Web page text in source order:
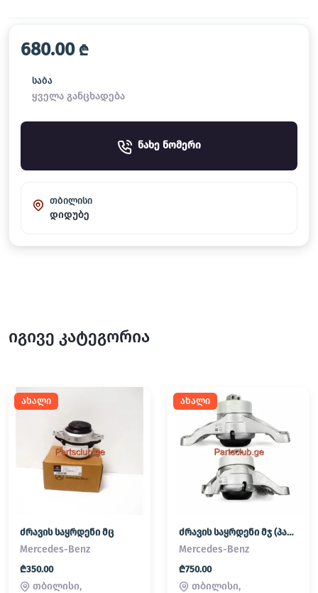
680.00 ₾
საბა
ყველა განცხადება
ნახე ნომერი
თბილისი
დიდუბე
იგივე კატეგორია
ახალი
ძრავის საყრდენი მც
Mercedes-Benz
₾350.00
თბილისი,
ახალი
ძრავის საყრდენი მჯ (პადმატორნი)
Mercedes-Benz
₾750.00
თბილისი,